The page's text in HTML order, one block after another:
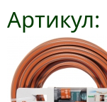
Артикул: